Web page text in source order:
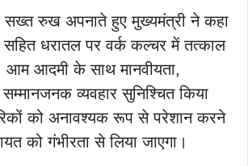
सख्त रुख अपनाते हुए मुख्यमंत्री ने कहा
सहित धरातल पर वर्क कल्चर में तत्काल
आम आदमी के साथ मानवीयता,
व्यवहार सुनिश्चित किया
को अनावश्यक रूप से परेशान करने
को गंभीरता से लिया जाएगा।